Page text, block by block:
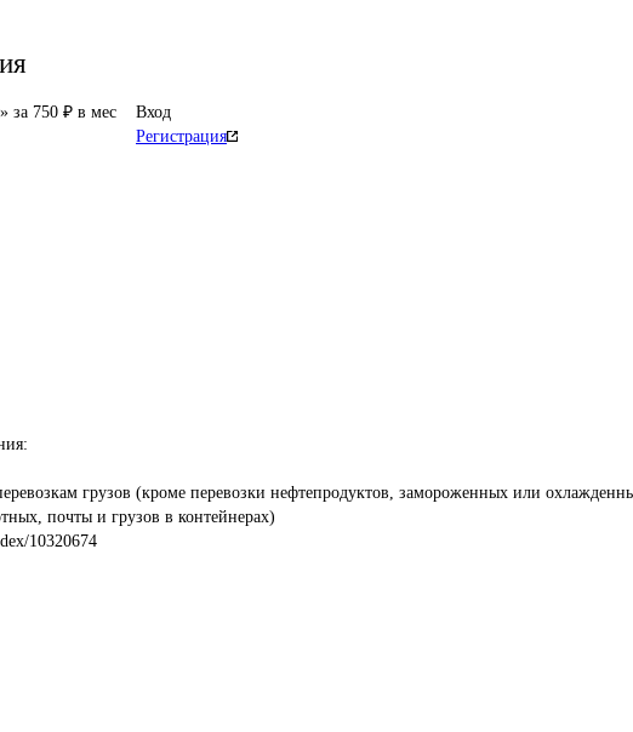
за 750 ₽ в мес
Вход
Регистрация
грузов (кроме перевозки нефтепродуктов, замороженных или
почты и грузов в контейнерах)
10320674